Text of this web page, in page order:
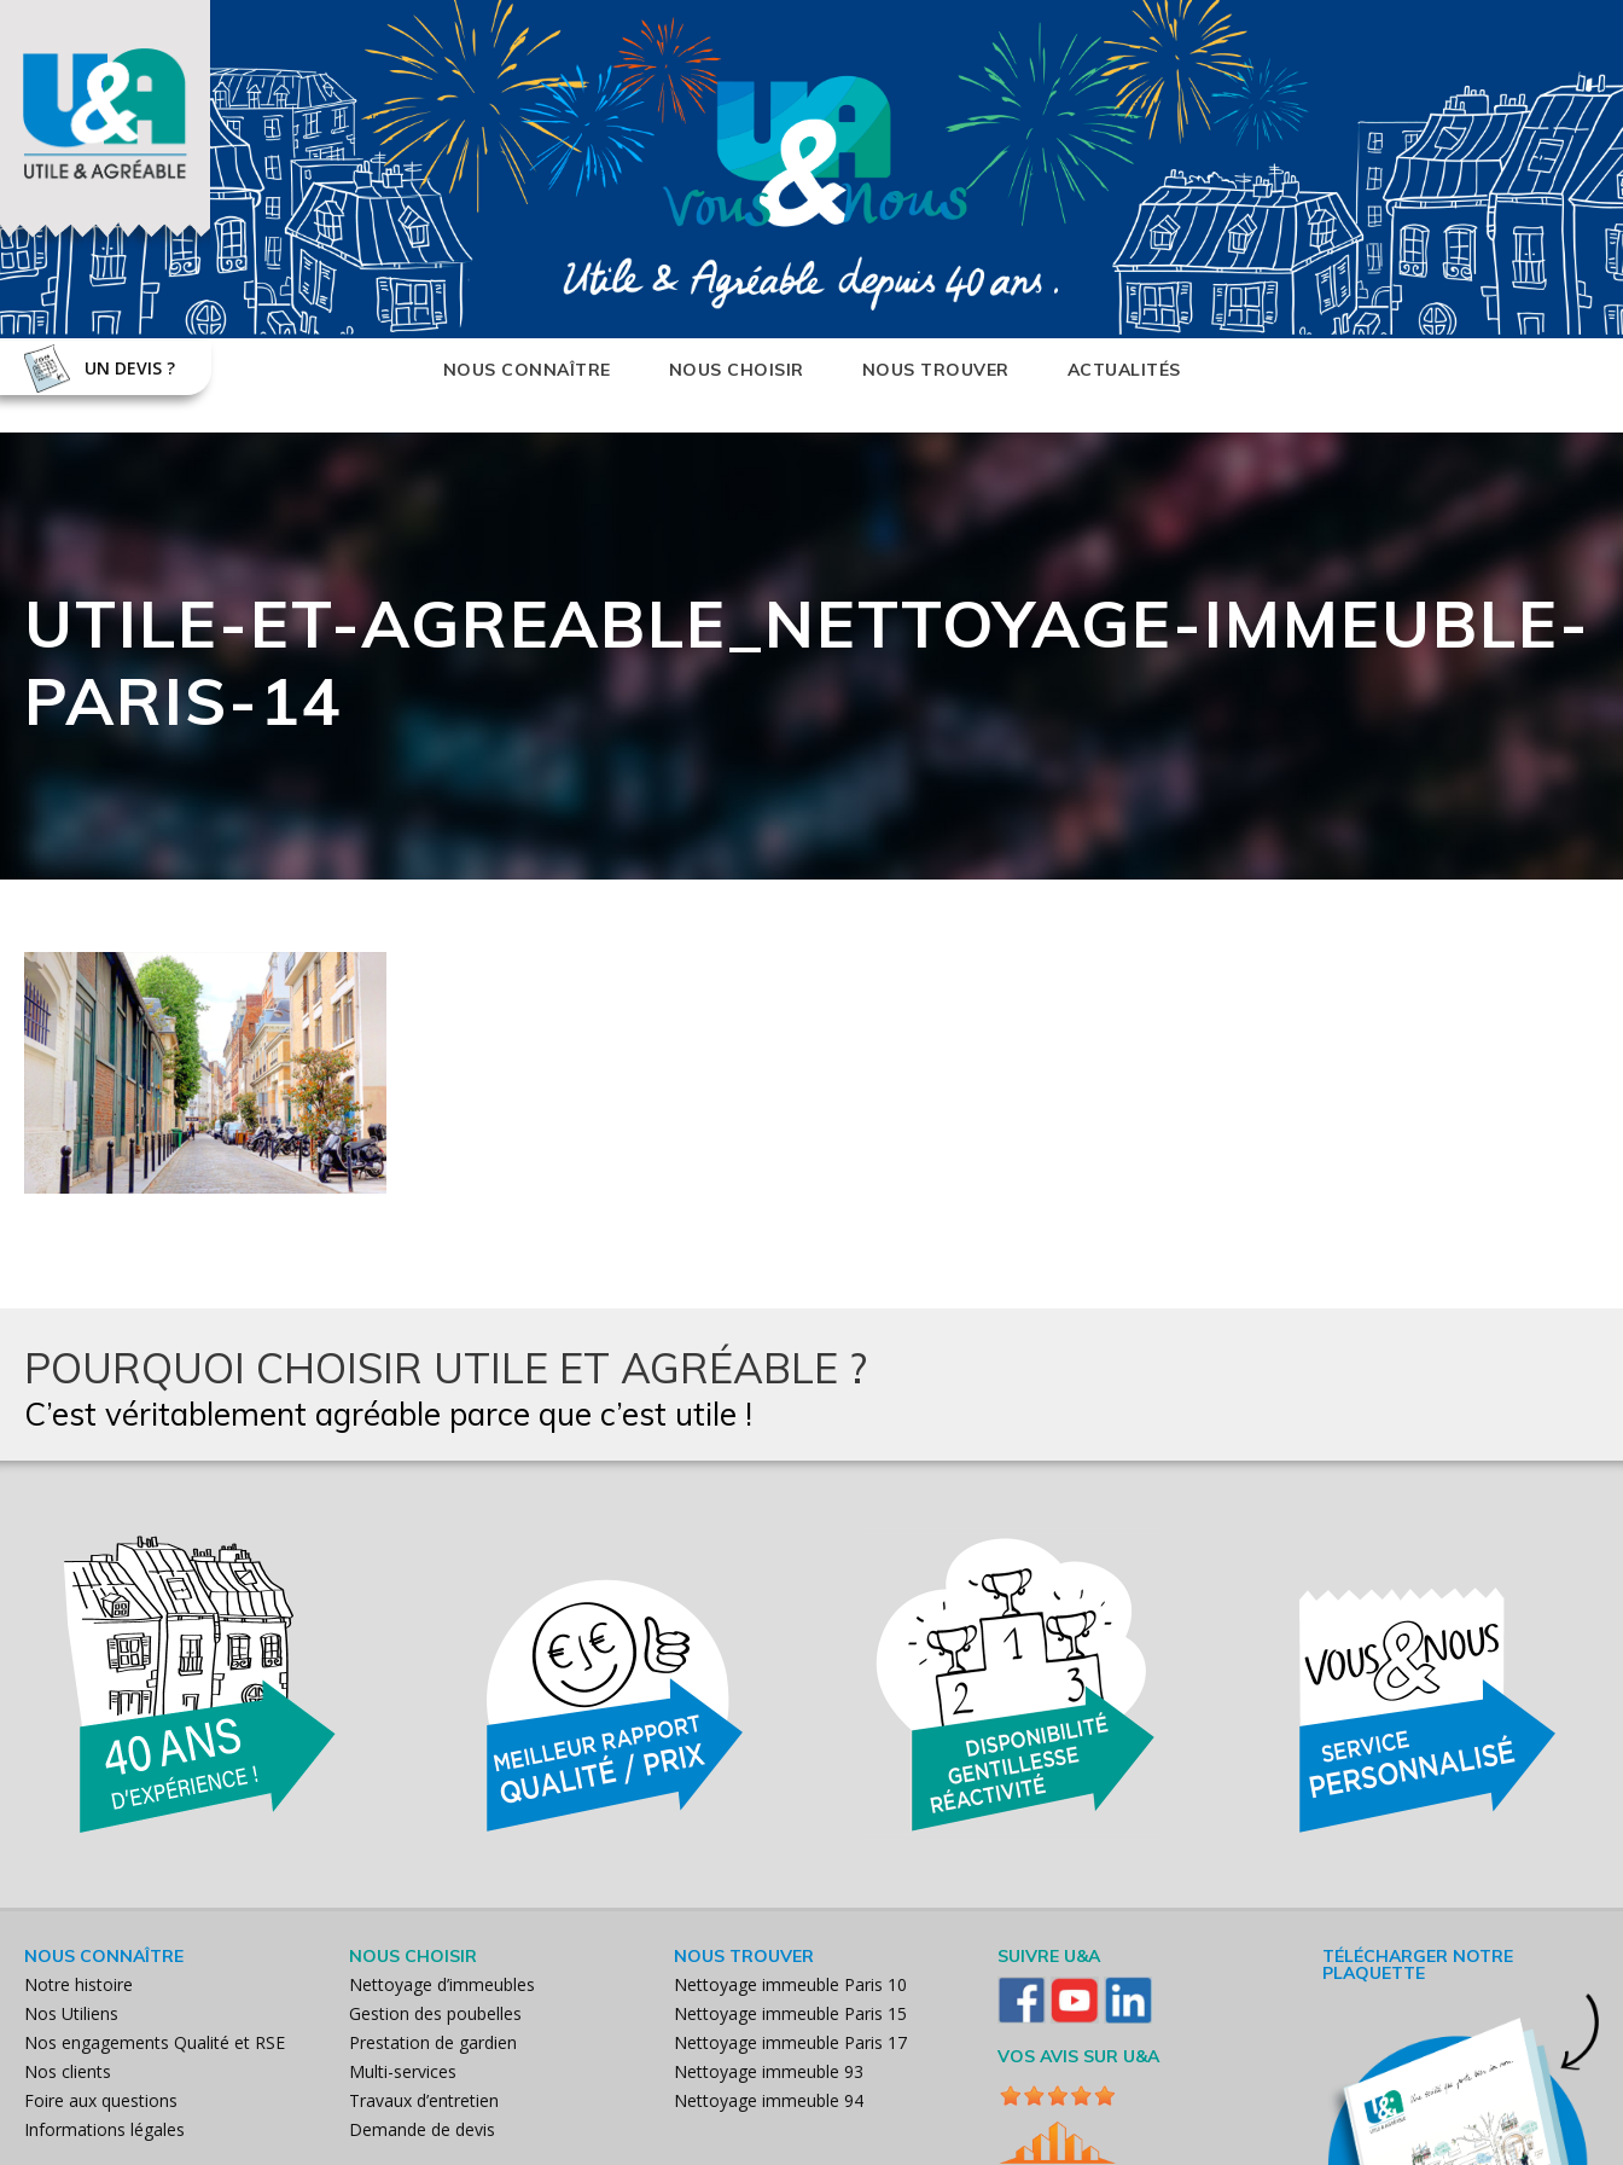
NOUS CONNAÎTRE NOUS CHOISIR NOUS TROUVER ACTUALITÉS
UN DEVIS ?
UTILE-ET-AGREABLE_NETTOYAGE-IMMEUBLE-
PARIS-14
POURQUOI CHOISIR UTILE ET AGRÉABLE ?
C’est véritablement agréable parce que c’est utile !
NOUS CONNAÎTRE
Notre histoire
Nos Utiliens
Nos engagements Qualité et RSE
Nos clients
Foire aux questions
Informations légales
NOUS CHOISIR
Nettoyage d’immeubles
Gestion des poubelles
Prestation de gardien
Multi-services
Travaux d’entretien
Demande de devis
NOUS TROUVER
Nettoyage immeuble Paris 10
Nettoyage immeuble Paris 15
Nettoyage immeuble Paris 17
Nettoyage immeuble 93
Nettoyage immeuble 94
SUIVRE U&A
VOS AVIS SUR U&A
TÉLÉCHARGER NOTRE
PLAQUETTE